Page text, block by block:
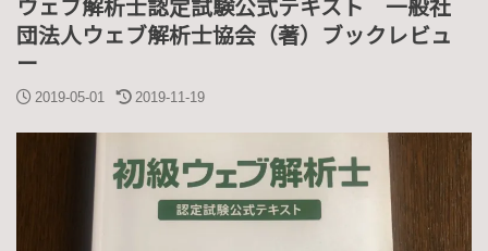
ウェブ解析士認定試験公式テキスト 一般社
団法人ウェブ解析士協会（著）ブックレビュ
ー
2019-05-01 2019-11-19